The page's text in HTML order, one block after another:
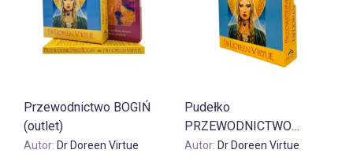
Przewodnictwo BOGIŃ
(outlet)
Autor: Dr Doreen Virtue
Pudełko
PRZEWODNICTWO
BOGIŃ (outlet)
Autor: Dr Doreen Virtue